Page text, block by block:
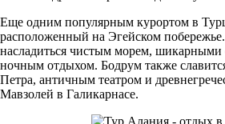
Еще одним популярным курортом в
расположенный на Эгейском
насладиться чистым морем,
ночным отдыхом. Бодрум также
Петра, античным театром и
Мавзолей в Галикарнасе.